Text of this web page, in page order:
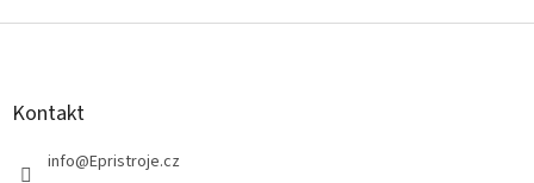
Z
Kontakt
info@Epristroje.cz